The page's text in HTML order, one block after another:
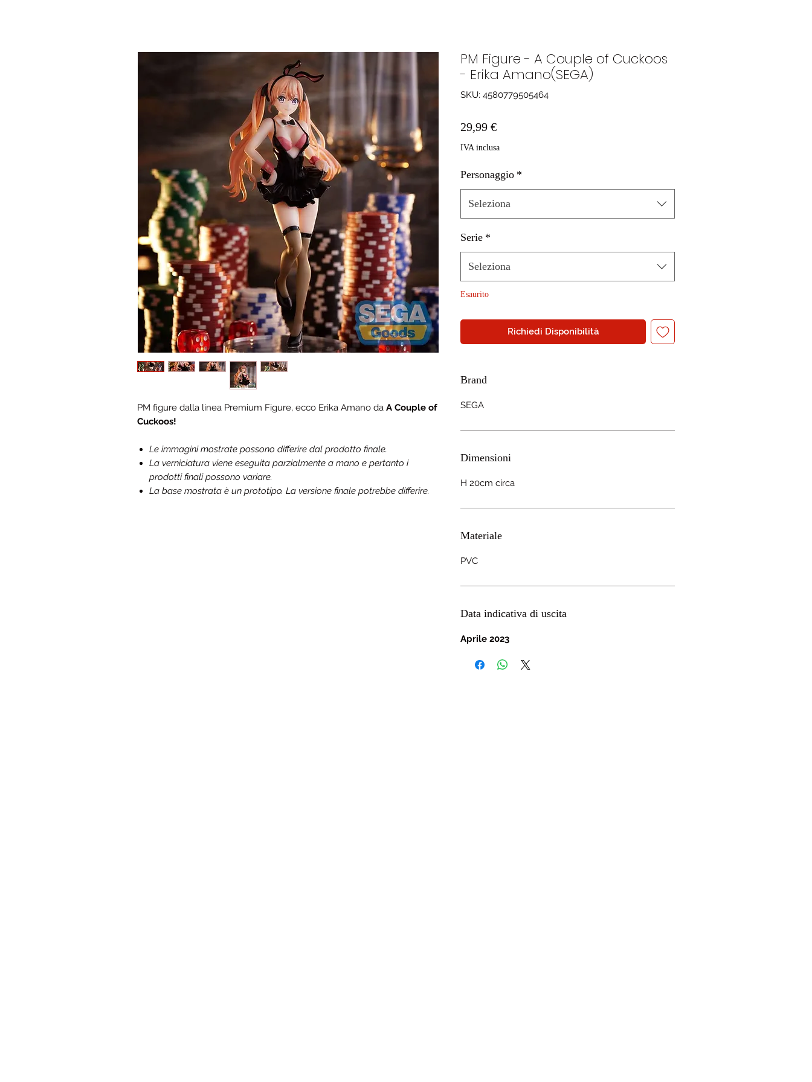
PM figure dalla linea Premium Figure, ecco Erika Amano da A Couple of
Cuckoos!
Le immagini mostrate possono differire dal prodotto finale.
La verniciatura viene eseguita parzialmente a mano e pertanto i
prodotti finali possono variare.
La base mostrata è un prototipo. La versione finale potrebbe differire.
PM Figure - A Couple of Cuckoos
- Erika Amano(SEGA)
SKU: 4580779505464
29,99 €Prezzo
IVA inclusa
Personaggio *
Seleziona
Serie *
Seleziona
Esaurito
Richiedi Disponibilità
Brand
SEGA
Dimensioni
H 20cm circa
Materiale
PVC
Data indicativa di uscita
Aprile 2023